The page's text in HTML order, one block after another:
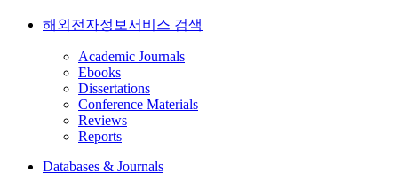
해외전자정보서비스 검색
Academic Journals
Ebooks
Dissertations
Conference Materials
Reviews
Reports
Databases & Journals